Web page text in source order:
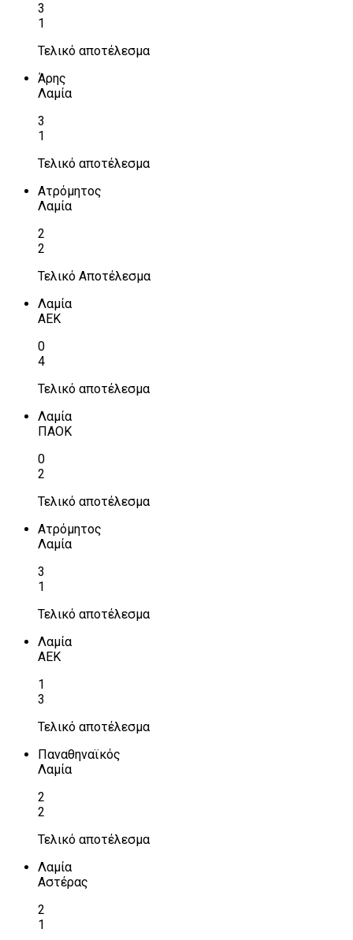
3
1
Τελικό αποτέλεσμα
Άρης
Λαμία
3
1
Τελικό αποτέλεσμα
Ατρόμητος
Λαμία
2
2
Τελικό Αποτέλεσμα
Λαμία
ΑΕΚ
0
4
Τελικό αποτέλεσμα
Λαμία
ΠΑΟΚ
0
2
Τελικό αποτέλεσμα
Ατρόμητος
Λαμία
3
1
Τελικό αποτέλεσμα
Λαμία
ΑΕΚ
1
3
Τελικό αποτέλεσμα
Παναθηναϊκός
Λαμία
2
2
Τελικό αποτέλεσμα
Λαμία
Αστέρας
2
1